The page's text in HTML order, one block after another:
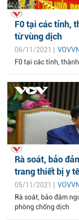
F0 tại các tỉnh,
từ vùng dịch
06/11/2021 | VOVVN
F0 tại các tỉnh,
Rà soát, bảo
trang thiết bị y
05/11/2021 | VOVVN
Rà soát, bảo đảm
phòng chống dịch